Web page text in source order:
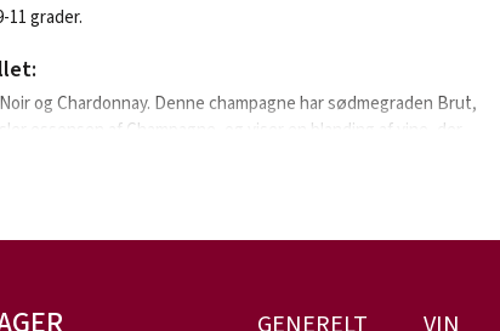
grader.
og Chardonnay. Denne champagne har sødmegraden Brut,
essensen af Champagne, og viser en blanding af vine, der
årgange for at sikre ensartethed og excellence.
Champagne-producent med en stolt arv inden for